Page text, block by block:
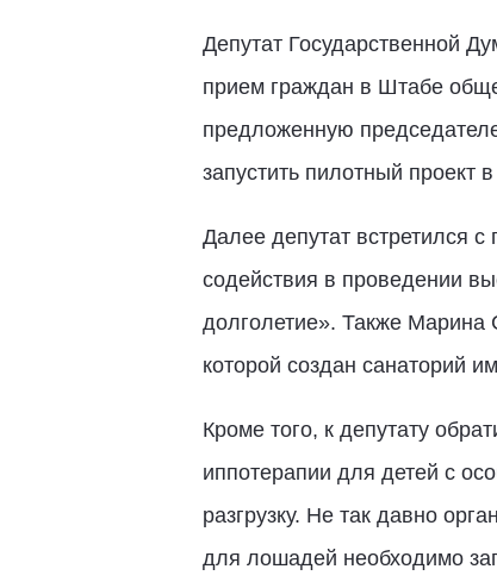
Депутат Государственной
прием граждан в Штабе
предложенную
запустить пилотный проект
Далее депутат встретился
содействия в проведении
долголетие». Также Марина
которой создан санаторий
Кроме того, к депутату
иппотерапии для детей с
разгрузку. Не так давно
для лошадей необходимо